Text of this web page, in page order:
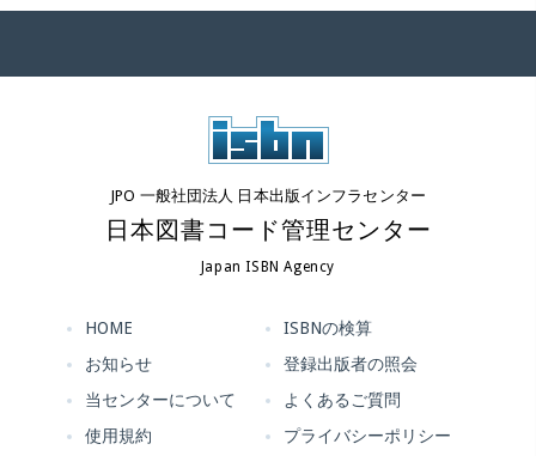
JPO 一般社団法人 日本出版インフラセンター
日本図書コード管理センター
Japan ISBN Agency
HOME
お知らせ
当センターについて
使用規約
ISBNの検算
登録出版者の照会
よくあるご質問
プライバシーポリシー